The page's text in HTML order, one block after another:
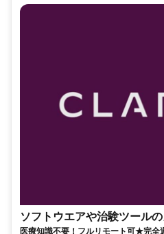
ソフトウエアや治験ツール
医療知識不要！フルリモート可★完全